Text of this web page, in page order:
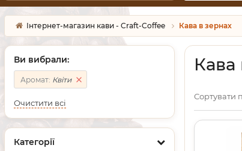
Інтернет-магазин кави - Craft-Coffee Кава в зернах
Ви вибрали:
Аромат: Квіти
Очистити всі
Категорії
Кава
Сортувати